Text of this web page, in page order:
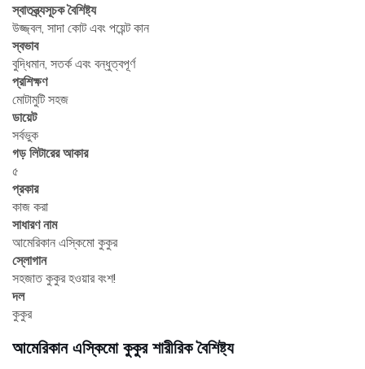
স্বাতন্ত্র্যসূচক বৈশিষ্ট্য
উজ্জ্বল, সাদা কোট এবং পয়েন্ট কান
স্বভাব
বুদ্ধিমান, সতর্ক এবং বন্ধুত্বপূর্ণ
প্রশিক্ষণ
মোটামুটি সহজ
ডায়েট
সর্বভুক
গড় লিটারের আকার
৫
প্রকার
কাজ করা
সাধারণ নাম
আমেরিকান এস্কিমো কুকুর
স্লোগান
সহজাত কুকুর হওয়ার বংশ!
দল
কুকুর
আমেরিকান এস্কিমো কুকুর শারীরিক বৈশিষ্ট্য